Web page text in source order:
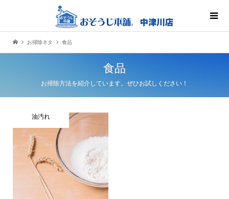
お掃除ネタ 食品
食品
お掃除方法を紹介しています。ぜひお試しください！
油汚れ